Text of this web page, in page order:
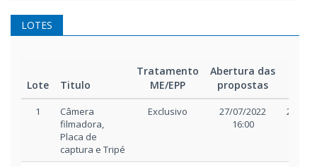
LOTES
Lote Titulo
Tratamento
ME/EPP
Abertura das
propostas
1
Câmera
filmadora,
Placa de
captura e Tripé
Exclusivo
27/07/2022
16:00
27/07/